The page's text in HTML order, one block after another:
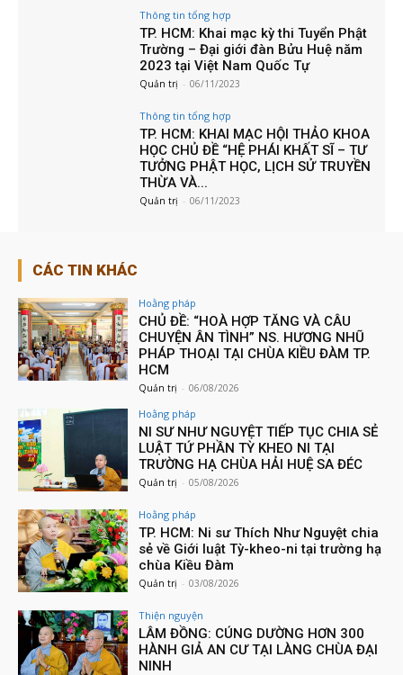
Thông tin tổng hợp
TP. HCM: Khai mạc kỳ thi Tuyển Phật
Trường – Đại giới đàn Bửu Huệ năm
2023 tại Việt Nam Quốc Tự
Quản trị - 06/11/2023
Thông tin tổng hợp
TP. HCM: KHAI MẠC HỘI THẢO KHOA
HỌC CHỦ ĐỀ “HỆ PHÁI KHẤT SĨ – TƯ
TƯỞNG PHẬT HỌC, LỊCH SỬ TRUYỀN
THỪA VÀ...
Quản trị - 06/11/2023
CÁC TIN KHÁC
Hoằng pháp
CHỦ ĐỀ: “HOÀ HỢP TĂNG VÀ CÂU
CHUYỆN ÂN TÌNH” NS. HƯƠNG NHŨ
PHÁP THOẠI TẠI CHÙA KIỀU ĐÀM TP.
HCM
Quản trị - 06/08/2026
Hoằng pháp
NI SƯ NHƯ NGUYỆT TIẾP TỤC CHIA SẺ
LUẬT TỨ PHẦN TỲ KHEO NI TẠI
TRƯỜNG HẠ CHÙA HẢI HUỆ SA ĐÉC
Quản trị - 05/08/2026
Hoằng pháp
TP. HCM: Ni sư Thích Như Nguyệt chia
sẻ về Giới luật Tỳ-kheo-ni tại trường hạ
chùa Kiều Đàm
Quản trị - 03/08/2026
Thiện nguyện
LÂM ĐỒNG: CÚNG DƯỜNG HƠN 300
HÀNH GIẢ AN CƯ TẠI LÀNG CHÙA ĐẠI
NINH